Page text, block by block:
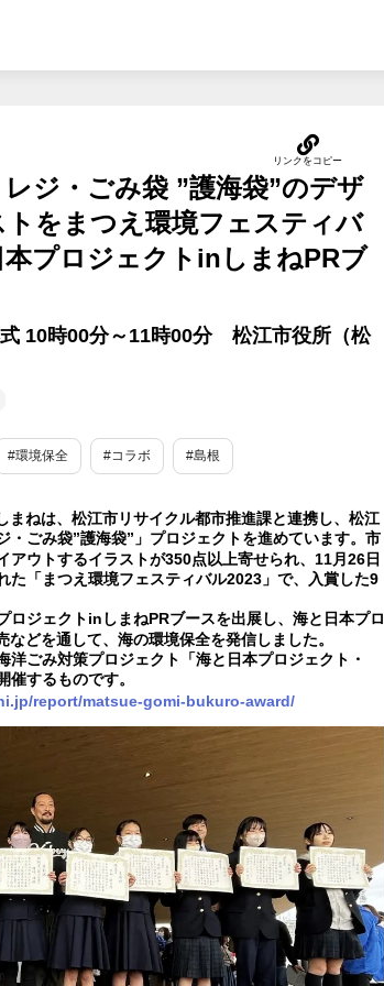
ジ・ごみ袋 ”護海袋”のデザ
をまつえ環境フェスティバ
プロジェクトinしまねPRブ
10時00分～11時00分 松江市役所（松
#環境保全 #コラボ #島根
ねは、松江市リサイクル都市推進課と連携し、松江
・ごみ袋”護海袋”」プロジェクトを進めています。市
アウトするイラストが350点以上寄せられ、11月26日
た「まつえ環境フェスティバル2023」で、入賞した9
ロジェクトinしまねPRブースを出展し、海と日本プロ
どを通して、海の環境保全を発信しました。
ごみ対策プロジェクト「海と日本プロジェクト・
するものです。
report/matsue-gomi-bukuro-award/